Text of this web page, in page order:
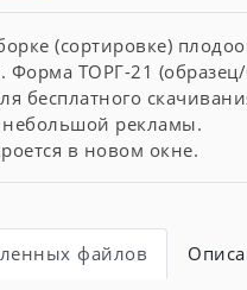
(сортировке)
Форма ТОРГ-21
бесплатного
небольшой рекламы.
в новом окне.
файлов